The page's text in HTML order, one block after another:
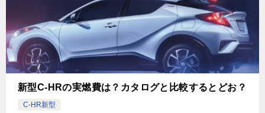
新型C-HRの実燃費は？カタログと比較するとどお？
C-HR新型